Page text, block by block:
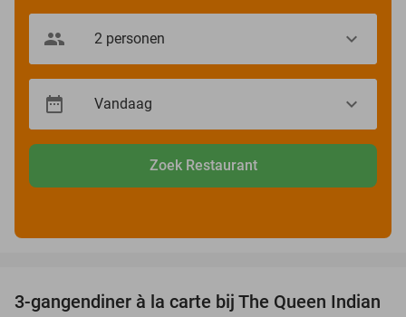
Zoek Restaurant
20%
3-gangendiner à la carte bij The Queen Indian